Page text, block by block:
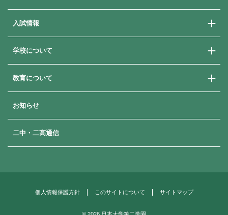
入試情報
学校説明会
よくある質問
学校について
ご挨拶
歴史と沿革
教育について
進路指導
補習・講習
お知らせ
二中・二高通信
個人情報保護方針 このサイトについて サイトマップ